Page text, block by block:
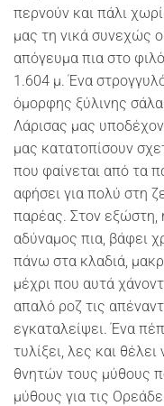
περνούν και πάλι
μας τη νικά συνεχώς
απόγευμα πια στο
1.604 μ. Ένα
όμορφης ξύλινης
Λάρισας μας
μας κατατοπίσουν
που φαίνεται από τα
αφήσει για πολύ στη
παρέας. Στον εξώστη,
αδύναμος πια, βάφει
πάνω στα κλαδιά,
μέχρι που αυτά
απαλό ροζ τις
εγκαταλείψει. Ένα
τυλίξει, λες και
θνητών τους μύθους
μύθους για τις